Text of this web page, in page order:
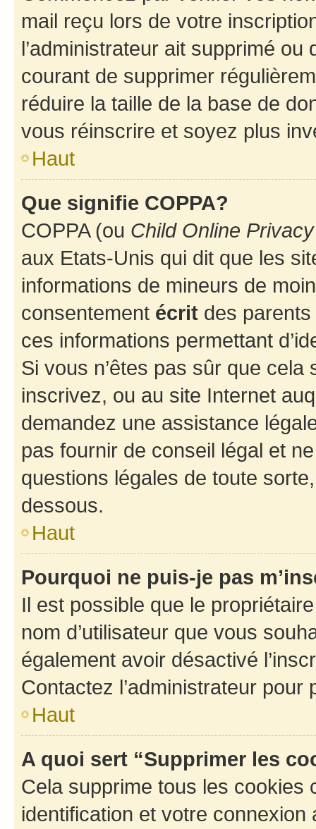
mail reçu lors de votre
l’administrateur ait supprimé
courant de supprimer
réduire la taille de la base de
vous réinscrire et soyez plus
Haut
Que signifie COPPA?
COPPA (ou Child Online
aux Etats-Unis qui dit que les
informations de mineurs de
consentement écrit des parents
ces informations permettant
Si vous n’êtes pas sûr que
inscrivez, ou au site Internet
demandez une assistance
pas fournir de conseil légal et
questions légales de toute
dessous.
Haut
Pourquoi ne puis-je pas
Il est possible que le
nom d’utilisateur que vous
également avoir désactivé
Contactez l’administrateur
Haut
A quoi sert “Supprimer les
Cela supprime tous les cookies
identification et votre